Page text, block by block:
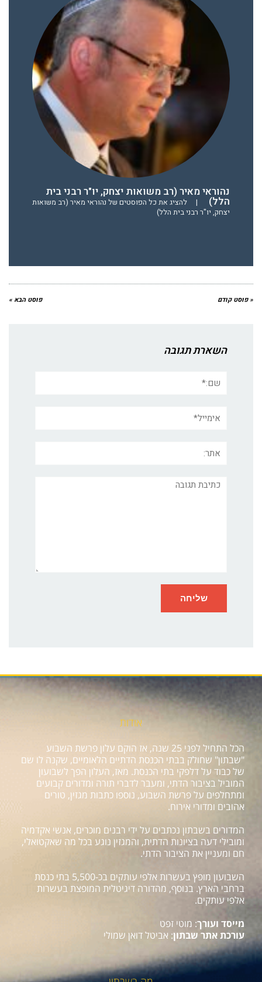
נהוראי מאיר (רב משואות יצחק, יו"ר רבני בית
הלל) |
להציג את כל הפוסטים של נהוראי מאיר (רב משואות
יצחק, יו"ר רבני בית הלל)
« פוסט קודם פוסט הבא »
השארת תגובה
תגובה
אודות
הכל התחיל לפני 25 שנה, אז הוקם עלון פרשת השבוע
"שבתון" שחולק בבתי הכנסת הדתיים הלאומיים, שקנה לו שם
של כבוד על דלפקי בתי הכנסת. מאז, העלון הפך לשבועון
המוביל בציבור הדתי, ומעבר לדברי תורה ומדורים קבועים
ומתחלפים על פרשת השבוע, נוספו כתבות מגזין, טורים
אהובים ומדורי אירוח.
המדורים בשבתון נכתבים על ידי רבנים מוכרים, אנשי אקדמיה
ומובילי דעה בציונות הדתית, והמגזין נוגע בכל מה שאקטואלי,
חם ומעניין את הציבור הדתי.
השבועון מופץ בעשרות אלפי עותקים בכ-5,500 בתי כנסת
ברחבי הארץ. בנוסף, מהדורה דיגיטלית המופצת בעשרות
אלפי עותקים.
מייסד ועורך: מוטי זפט
עורכת אתר שבתון: אביטל דואן שמולי